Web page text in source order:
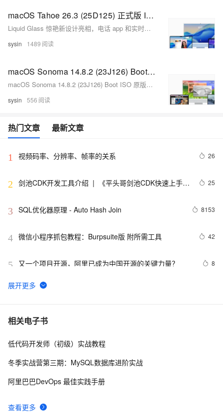
macOS Tahoe 26.3 (25D125) 正式版 ISO、IPSW、PKG 下载
Liquid Glass 惊艳新设计亮相，电话 app 和实时活动丰富连续互通体验，聚焦搜索迎来最大更新
sysin 1489
macOS Sonoma 14.8.2 (23J126) Boot ISO 原版可引导映像下载
macOS Sonoma 14.8.2 (23J126) Boot ISO 原版可引导映像下载
sysin 556
热门文章 最新文章
1 视频码率、分辨率、帧率的关系 26
2 剑池CDK开发工具介绍  |  《平头哥剑池CDK快速上手指
25
3 SQL优化器原理 - Auto Hash Join 8153
4 微信小程序抓包教程：Burpsuite版 附所需工具 42
5 又一个项目开源，阿里已成为中国开源的关键力量？ 8
6 tailwindcss使用教程
7 我的博客即将入驻“云栖社区”，诚邀技术同仁一同入驻。
8 思科路由器的密码恢复
相关电子书
查看更多
低代码开发师（初级）实战教程
冬季实战营第三期：MySQL数据库进阶实战
阿里巴巴DevOps 最佳实践手册